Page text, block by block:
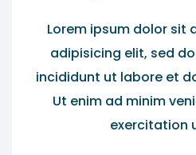
Lorem ipsum dolor sit
adipisicing elit, sed
incididunt ut labore et
Ut enim ad minim
exercitation